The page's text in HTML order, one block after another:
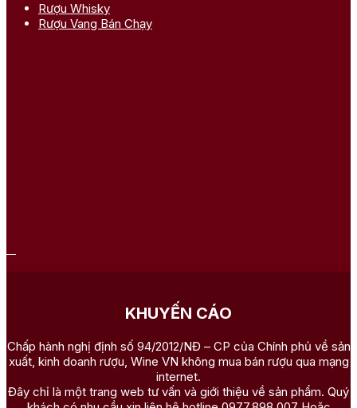
Rượu Whisky
Rượu Vang Bán Chạy
KHUYẾN CÁO
Chấp hành nghị định số 94/2012/NĐ – CP của Chính phủ về sản
xuất, kinh doanh rượu, Wine VN không mua bán rượu qua mạng
internet.
Đây chỉ là một trang web tư vấn và giới thiệu về sản phẩm. Quý